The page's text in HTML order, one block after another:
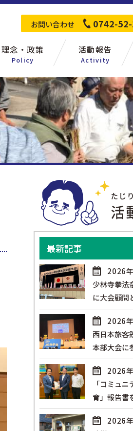
お問い合わせ 0742-
理念・政策
Policy
活動報告
Activity
最新記事
2026
少林寺拳法
に大会顧問
2026
西日本旅客
本部大会に
2026
「コミュ
育」報告書
2026